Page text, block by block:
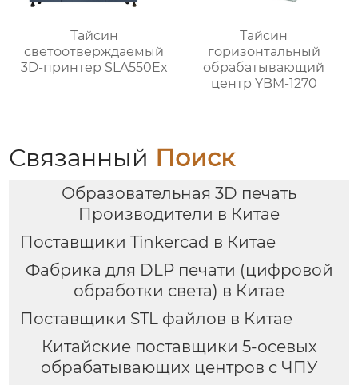
Тайсин
светоотверждаемый
3D-принтер SLA550Ex
Тайсин
горизонтальный
обрабатывающий
центр YBM-1270
Связанный Поиск
Образовательная 3D печать
Производители в Китае
Поставщики Tinkercad в Китае
Фабрика для DLP печати (цифровой
обработки света) в Китае
Поставщики STL файлов в Китае
Китайские поставщики 5-осевых
обрабатывающих центров с ЧПУ